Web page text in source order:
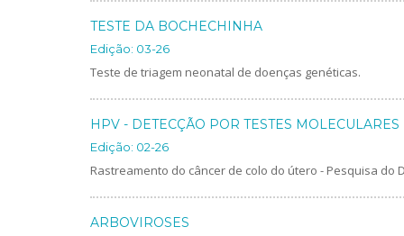
TESTE DA BOCHECHINHA
Edição: 03-26
Teste de triagem neonatal de doenças genéticas.
HPV - DETECÇÃO POR TESTES MOLECULARES
Edição: 02-26
Rastreamento do câncer de colo do útero - Pesquisa do
ARBOVIROSES